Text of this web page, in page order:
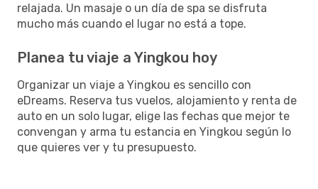
relajada. Un masaje o un día de spa se disfruta
mucho más cuando el lugar no está a tope.
Planea tu viaje a Yingkou hoy
Organizar un viaje a Yingkou es sencillo con
eDreams. Reserva tus vuelos, alojamiento y renta de
auto en un solo lugar, elige las fechas que mejor te
convengan y arma tu estancia en Yingkou según lo
que quieres ver y tu presupuesto.